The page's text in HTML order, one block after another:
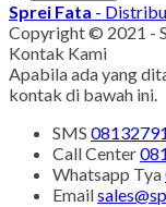
Sprei Fata -
Copyright © 2021 -
Kontak Kami
Apabila ada yang
kontak di bawah ini.
SMS
Call Center
Whatsapp Tya
Email